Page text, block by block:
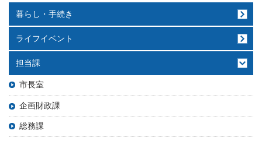
暮らし・手続き
ライフイベント
担当課
市長室
企画財政課
総務課